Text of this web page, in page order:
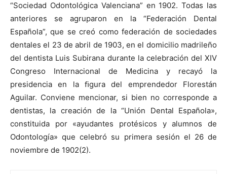
“Sociedad Odontológica Valenciana” en 1902. Todas las
anteriores se agruparon en la “Federación Dental
Española”, que se creó como federación de sociedades
dentales el 23 de abril de 1903, en el domicilio madrileño
del dentista Luis Subirana durante la celebración del XIV
Congreso Internacional de Medicina y recayó la
presidencia en la ﬁgura del emprendedor Florestán
Aguilar. Conviene mencionar, si bien no corresponde a
dentistas, la creación de la “Unión Dental Española»,
constituida por «ayudantes protésicos y alumnos de
Odontología» que celebró su primera sesión el 26 de
noviembre de 1902(2).